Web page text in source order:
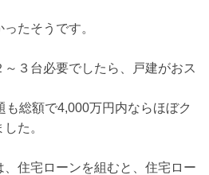
たそうです。
３台必要でしたら、戸建がおス
も総額で4,000万円内ならほぼク
た。
住宅ローンを組むと、住宅ロー